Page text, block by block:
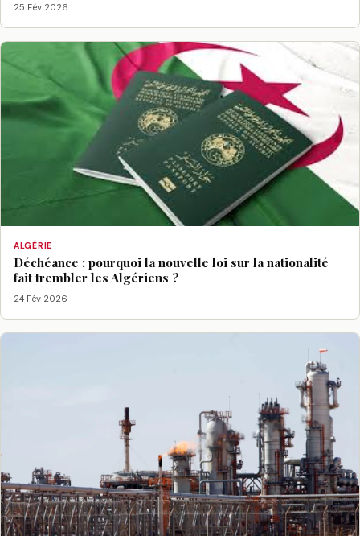
25 Fév 2026
ALGÉRIE
Déchéance : pourquoi la nouvelle loi sur la nationalité
fait trembler les Algériens ?
24 Fév 2026